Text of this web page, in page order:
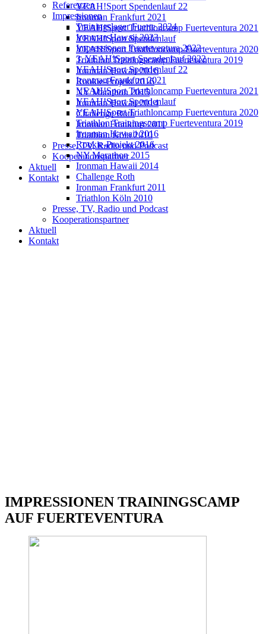
YEAH!Sport Spendenlauf 22
Ironman Frankfurt 2021
YEAH!Sport Triathloncamp Fuerteventura 2021
YEAH!Sport Spendenlauf
YEAH!Sport Triathloncamp Fuerteventura 2020
Triathlon Trainingscamp Fuerteventura 2019
Ironman Hawaii 2016
Rookie-Projekt 2016
NY Marathon 2015
Ironman Hawaii 2014
Challenge Roth
Ironman Frankfurt 2011
Triathlon Köln 2010
Presse, TV, Radio und Podcast
Kooperationspartner
Aktuell
Kontakt
Referenzen
Impressionen
Trainingslager Fuerte 2024
Ironman Hawaii 2023
Impressionen Fuerteventura 2022
3. YEAH!Sport Spendenlauf 2022
YEAH!Sport Spendenlauf 22
Ironman Frankfurt 2021
YEAH!Sport Triathloncamp Fuerteventura 2021
YEAH!Sport Spendenlauf
YEAH!Sport Triathloncamp Fuerteventura 2020
Triathlon Trainingscamp Fuerteventura 2019
Ironman Hawaii 2016
Rookie-Projekt 2016
NY Marathon 2015
Ironman Hawaii 2014
Challenge Roth
Ironman Frankfurt 2011
Triathlon Köln 2010
Presse, TV, Radio und Podcast
Kooperationspartner
Aktuell
Kontakt
IMPRESSIONEN TRAININGSCAMP
AUF FUERTEVENTURA